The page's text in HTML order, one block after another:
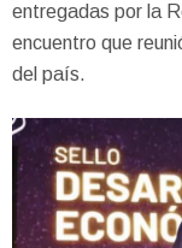
entregadas por la
encuentro que
del país.